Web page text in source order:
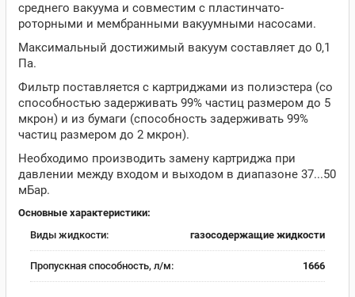
среднего вакуума и совместим с пластинчато-
роторными и мембранными вакуумными насосами.
Максимальный достижимый вакуум составляет до 0,1
Па.
Фильтр поставляется с картриджами из полиэстера (со
способностью задерживать 99% частиц размером до 5
мкрон) и из бумаги (способность задерживать 99%
частиц размером до 2 мкрон).
Необходимо производить замену картриджа при
давлении между входом и выходом в диапазоне 37...50
мБар.
Основные характеристики:
Виды жидкости:
газосодержащие жидкости
Пропускная способность, л/м: 1666